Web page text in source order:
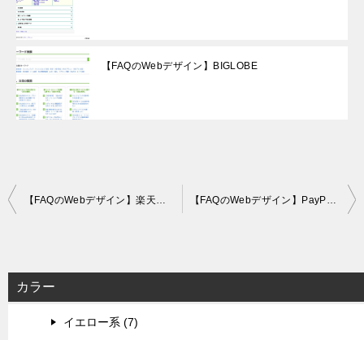
【FAQのWebデザイン】BIGLOBE
Post
【FAQのWebデザイン】楽天トラベル 【FAQのWebデザイン】PayPayフリマ
カラー
イエロー系 (7)